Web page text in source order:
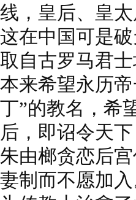
线，皇后、皇
这在中国可是
取自古罗马君
本来希望永历
丁”的教名，希
后，即诏令天
朱由榔贪恋后
妻制而不愿加